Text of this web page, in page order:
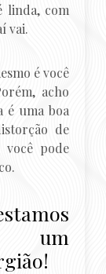
linda, com
vai.
é você
acho
é uma boa
de
você pode
um